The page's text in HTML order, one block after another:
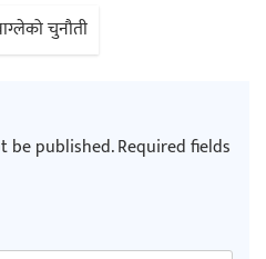
चुनौती
be published.Required fields